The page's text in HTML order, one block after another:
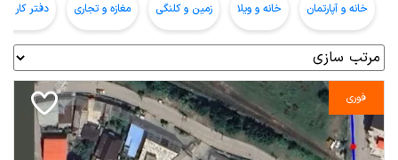
خانه و آپارتمان خانه و ویلا زمین و کلنگی مغازه و تجاری دفتر کار و
فوری